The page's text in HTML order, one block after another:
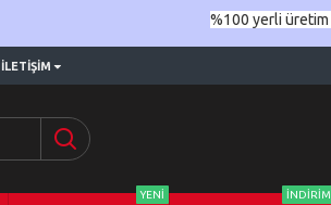
%100 yerli üretim
İLETIŞIM
YENI İNDIRIM